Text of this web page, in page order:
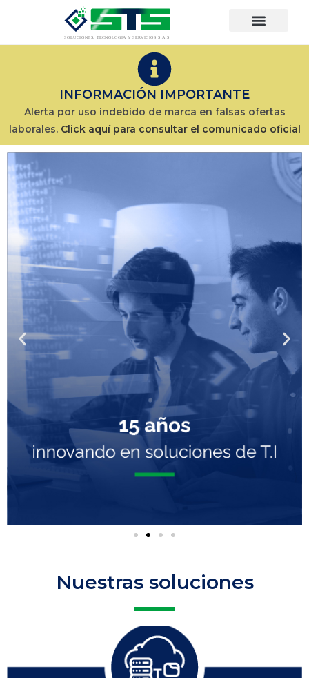
INFORMACIÓN IMPORTANTE
Alerta por uso indebido de marca en falsas ofertas
laborales. Click aquí para consultar el comunicado oficial
Nuestras soluciones